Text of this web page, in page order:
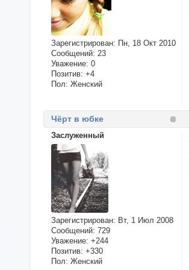
Зарегистрирован: Пн, 18 Окт 2010
Сообщений: 23
Уважение: 0
Позитив: +4
Пол: Женский
Чёрт в юбке
Заслуженный
Зарегистрирован: Вт, 1 Июл 2008
Сообщений: 729
Уважение: +244
Позитив: +330
Пол: Женский